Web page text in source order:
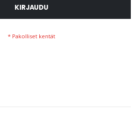
KIRJAUDU